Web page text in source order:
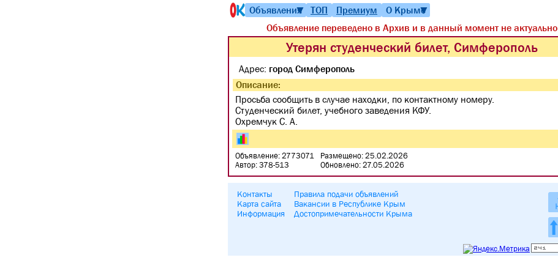
Объявления
▼ ТОП Премиум О Крыме
▼
Объявление переведено в Архив и в данный момент не актуально
Утерян студенческий билет, Симферополь
Адрес: город Симферополь
Описание:
Просьба сообщить в случае находки, по контактному номеру.
Студенческий билет, учебного заведения КФУ.
Охремчук С. А.
Объявление: 2773071
Автор: 378-513
Размещено: 25.02.2026
Обновлено: 27.05.2026
Контакты
Карта сайта
Информация
Правила подачи объявлений
Вакансии в Республике Крым
Достопримечательности Крыма